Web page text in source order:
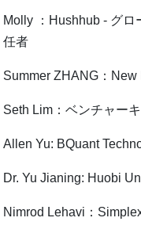
Molly ：Hushhub - グ
任者
Summer ZHANG：New
Seth Lim：ベンチャー
Allen Yu: BQuant
Dr. Yu Jianing: Huobi
Nimrod Lehavi：